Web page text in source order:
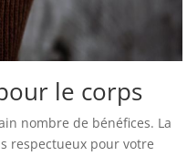
le corps
nombre de bénéfices. La
respectueux pour votre